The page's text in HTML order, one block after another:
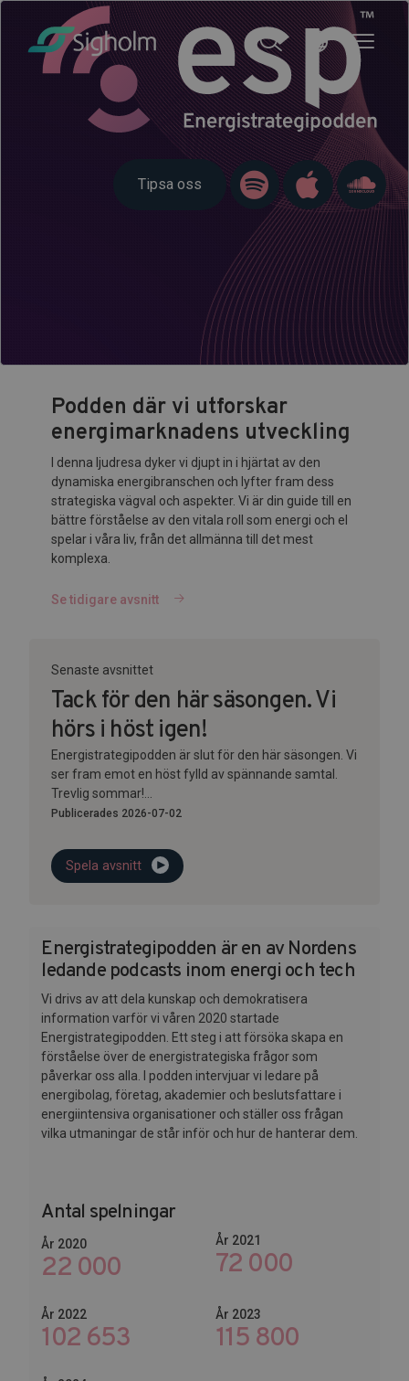
Tipsa oss
Podden där vi utforskar
energimarknadens utveckling
I denna ljudresa dyker vi djupt in i hjärtat av den
dynamiska energibranschen och lyfter fram dess
strategiska vägval och aspekter. Vi är din guide till en
bättre förståelse av den vitala roll som energi och el
spelar i våra liv, från det allmänna till det mest
komplexa.
Se tidigare avsnitt
Senaste avsnittet
Tack för den här säsongen. Vi
hörs i höst igen!
Energistrategipodden är slut för den här säsongen. Vi
ser fram emot en höst fylld av spännande samtal.
Trevlig sommar!...
Publicerades 2026-07-02
Spela avsnitt
Energistrategipodden är en av Nordens
ledande podcasts inom energi och tech
Vi drivs av att dela kunskap och demokratisera
information varför vi våren 2020 startade
Energistrategipodden. Ett steg i att försöka skapa en
förståelse över de energistrategiska frågor som
påverkar oss alla. I podden intervjuar vi ledare på
energibolag, företag, akademier och beslutsfattare i
energiintensiva organisationer och ställer oss frågan
vilka utmaningar de står inför och hur de hanterar dem.
Antal spelningar
År 2020
22 000
År 2021
72 000
År 2022
102 653
År 2023
140 400